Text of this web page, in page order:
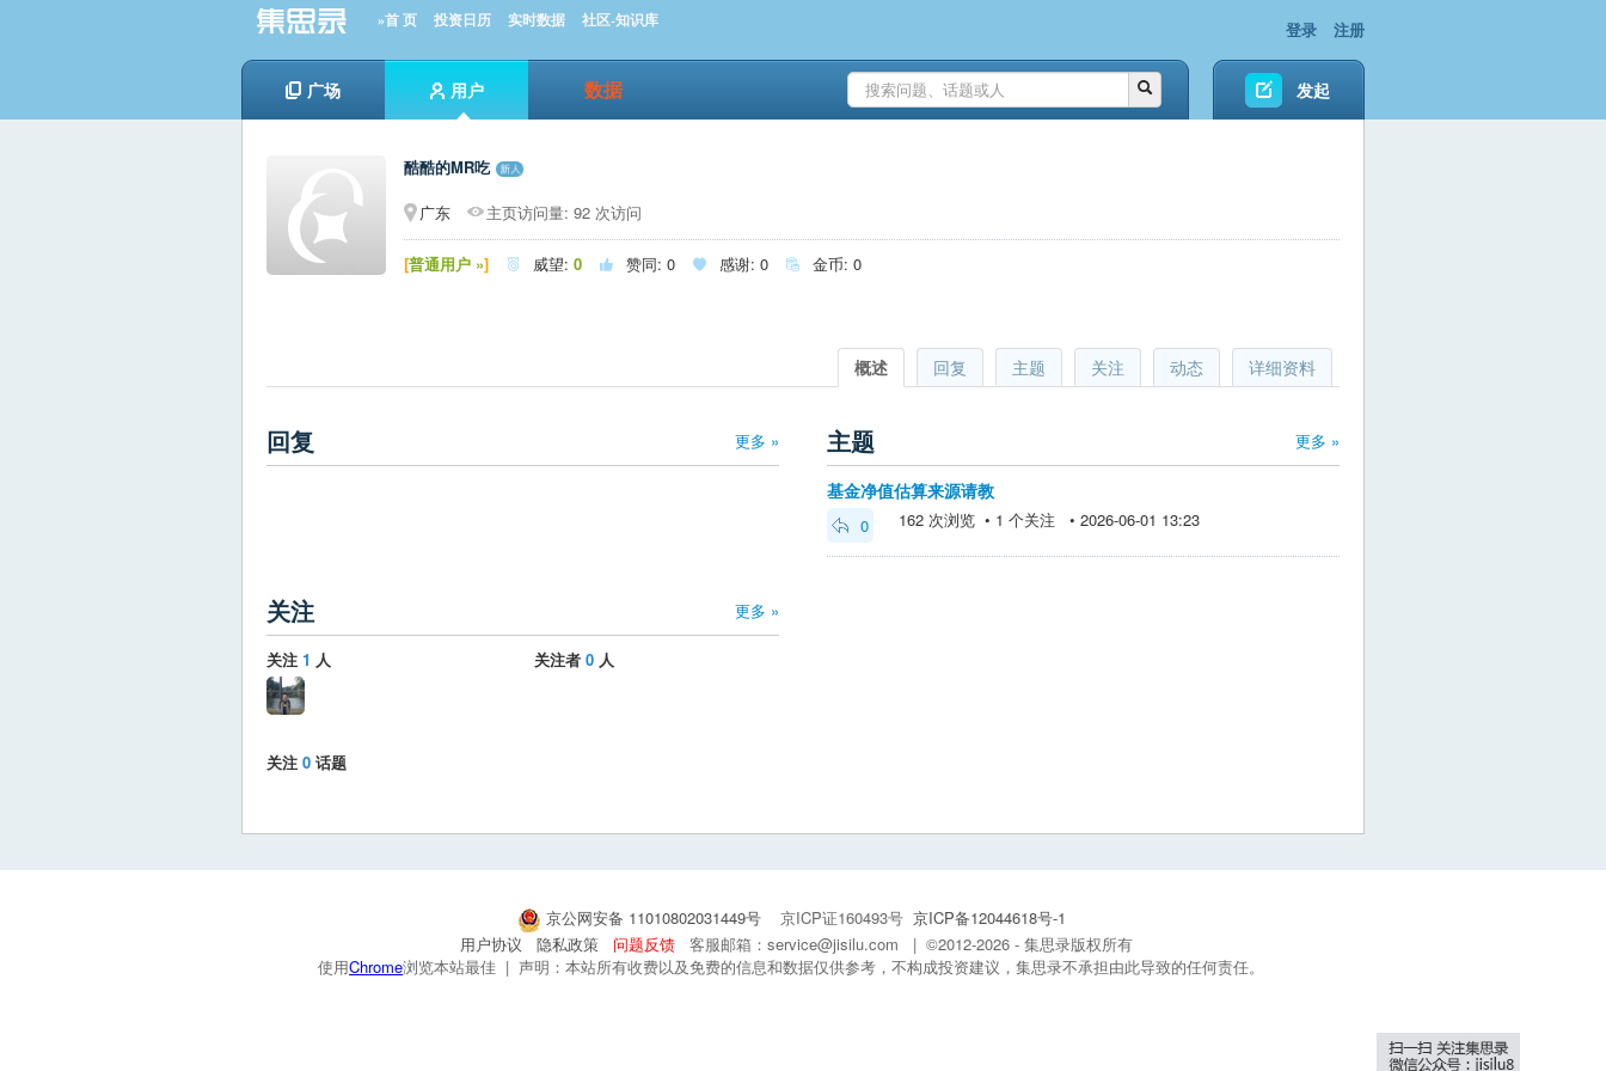
»首 页 投资日历 实时数据 社区-知识库 登录 注册
广场 用户 数据 发起
酷酷的MR吃
广东
主页访问量: 92 次访问
[普通用户 »]  威望: 0  赞同: 0  感谢: 0  金币: 0
详细资料
动态
关注
主题
回复
概述
更多 »
回复 更多 »
主题
基金净值估算来源请教
0 162 次浏览 • 1 个关注 • 2026-06-01 13:23
更多 »
关注
关注 1 人 关注者 0 人
关注 0 话题
京公网安备 11010802031449号 京ICP证160493号 京ICP备12044618号-1
用户协议
隐私政策 问题反馈
客服邮箱：service@jisilu.com | ©2012-2026 - 集思录版权所有
使用Chrome浏览本站最佳 | 声明：本站所有收费以及免费的信息和数据仅供参考，不构成投资建议，集思录不承担由此导致的任何责任。